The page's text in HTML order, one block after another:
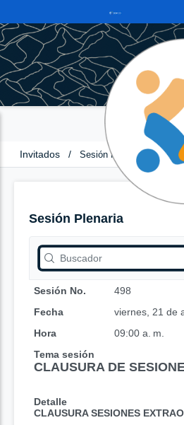
Invitados / Sesión Plenaria
Sesión Plenaria
Sesión No.
498
Fecha
viernes, 21 de
Hora
09:00 a. m.
Tema sesión
CLAUSURA DE
Detalle
CLAUSURA SESIONES